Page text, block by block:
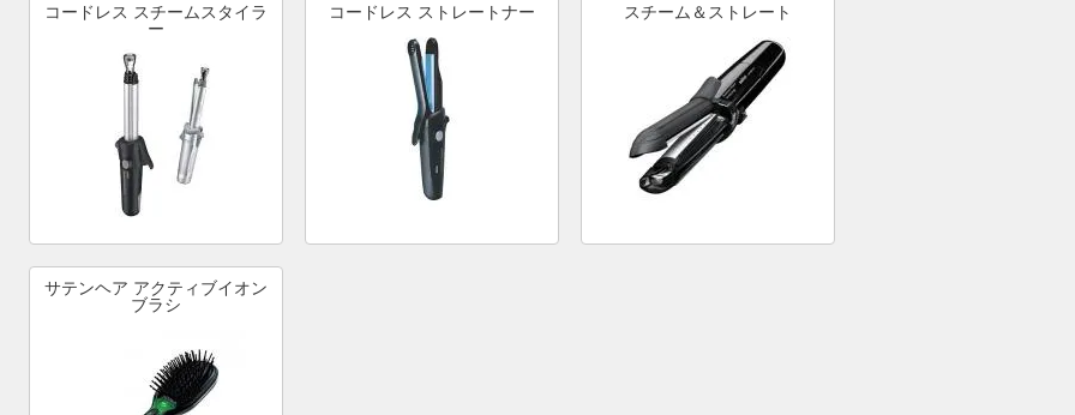
コードレス スチームスタイラ
ー
コードレス ストレートナー スチーム＆ストレート
サテンヘア アクティブイオン
ブラシ